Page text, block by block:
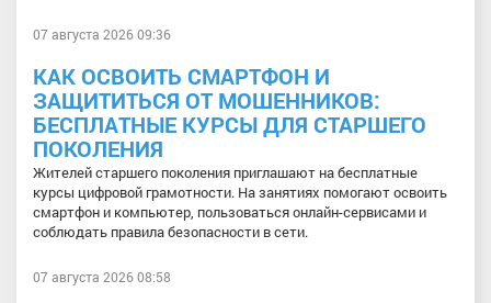
07 августа 2026 09:36
КАК ОСВОИТЬ СМАРТФОН И
ЗАЩИТИТЬСЯ ОТ МОШЕННИКОВ:
БЕСПЛАТНЫЕ КУРСЫ ДЛЯ СТАРШЕГО
ПОКОЛЕНИЯ
Жителей старшего поколения приглашают на бесплатные
курсы цифровой грамотности. На занятиях помогают освоить
смартфон и компьютер, пользоваться онлайн-сервисами и
соблюдать правила безопасности в сети.
07 августа 2026 08:58